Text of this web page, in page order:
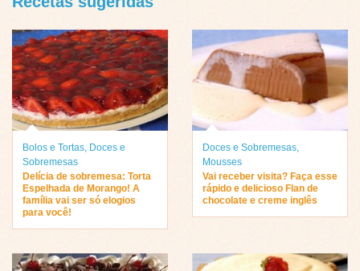
Bolos e Tortas, Doces e
Sobremesas
Delícia de sobremesa: Torta
Espelhada de Morango! A
família vai ser só elogios
para você!
Doces e Sobremesas,
Mousses
Vai receber visita? Faça esse
rápido e delicioso Flan de
chocolate e creme inglês